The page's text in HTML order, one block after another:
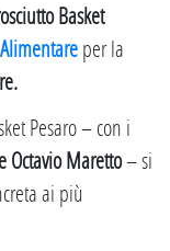
Basket
per la
Pesaro – con i
Octavio Maretto– si
ai più